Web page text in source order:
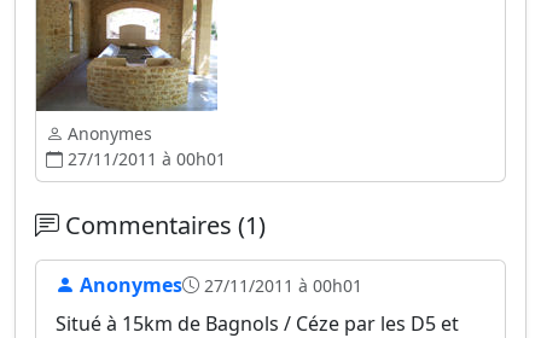
Anonymes
27/11/2011 à 00h01
Commentaires (1)
Anonymes 27/11/2011 à 00h01
Situé à 15km de Bagnols / Céze par les D5 et